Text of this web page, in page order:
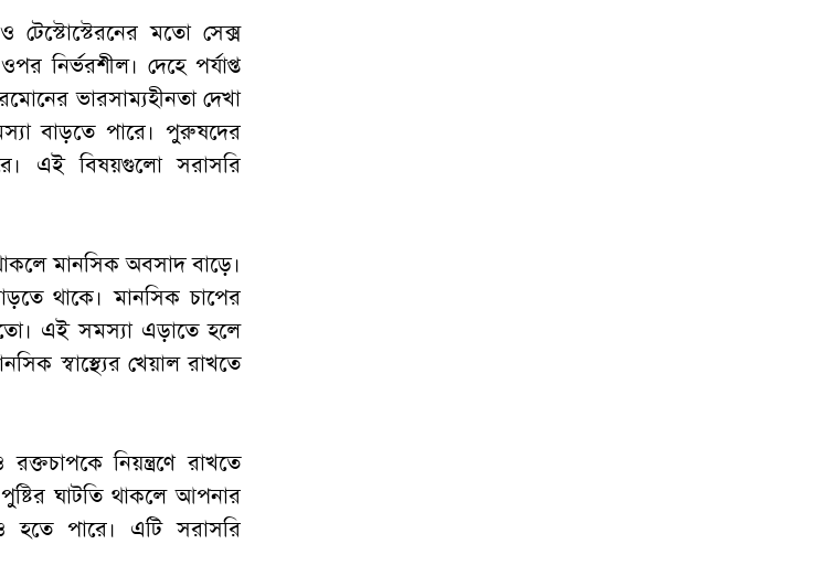
টেস্টোস্টেরনের মতো সেক্স
নির্ভরশীল। দেহে পর্যাপ্ত
ভারসাম্যহীনতা দেখা
বাড়তে পারে। পুরুষদের
এই বিষয়গুলো সরাসরি
মানসিক অবসাদ বাড়ে।
থাকে। মানসিক চাপের
এই সমস্যা এড়াতে হলে
স্বাস্থ্যের খেয়াল রাখতে
নিয়ন্ত্রণে রাখতে
ঘাটতি থাকলে আপনার
হতে পারে। এটি সরাসরি